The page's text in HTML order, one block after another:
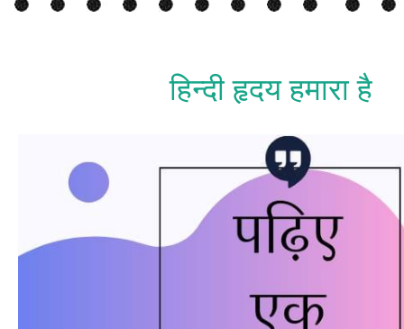
हिन्दी हृदय हमारा है